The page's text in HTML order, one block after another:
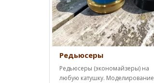
Редьюсеры
Редьюсеры (экономайзеры) на
любую катушку. Моделирование